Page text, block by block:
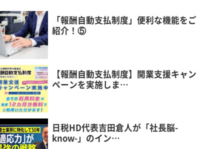
「報酬自動支払制度」便利な機能をご
紹介！⑤
【報酬自動支払制度】開業支援キャン
ペーンを実施しま…
日税HD代表吉田倉人が「社長脳-
know-」のイン…